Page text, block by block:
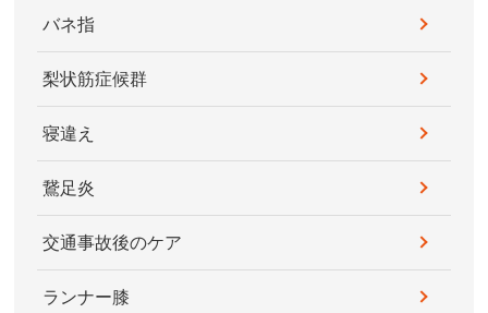
バネ指
梨状筋症候群
寝違え
鵞足炎
交通事故後のケア
ランナー膝